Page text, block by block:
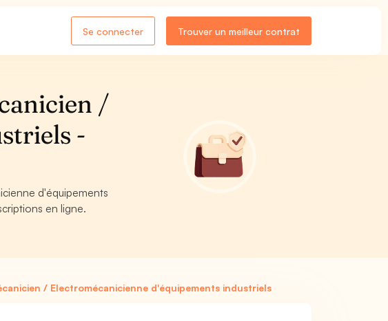
Se connecter Trouver un meilleur contrat
/
-
d'équipements
en ligne.
/ Electromécanicienne d'équipements industriels